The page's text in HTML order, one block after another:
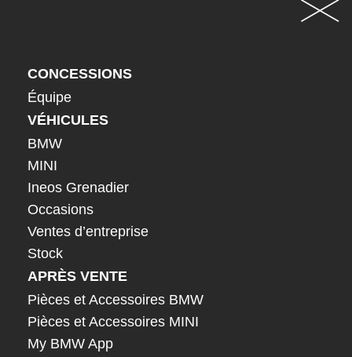
CONCESSIONS
Équipe
VÉHICULES
BMW
MINI
Ineos Grenadier
Occasions
Ventes d’entreprise
Stock
APRÈS VENTE
Pièces et Accessoires BMW
Pièces et Accessoires MINI
My BMW App